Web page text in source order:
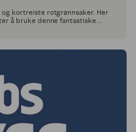
kortreiste rotgrønnsaker. Her
å bruke denne fantastiske